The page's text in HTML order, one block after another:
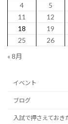
4
5
11
12
18
19
25
26
« 8月
イベント
ブログ
入試で押さえておき